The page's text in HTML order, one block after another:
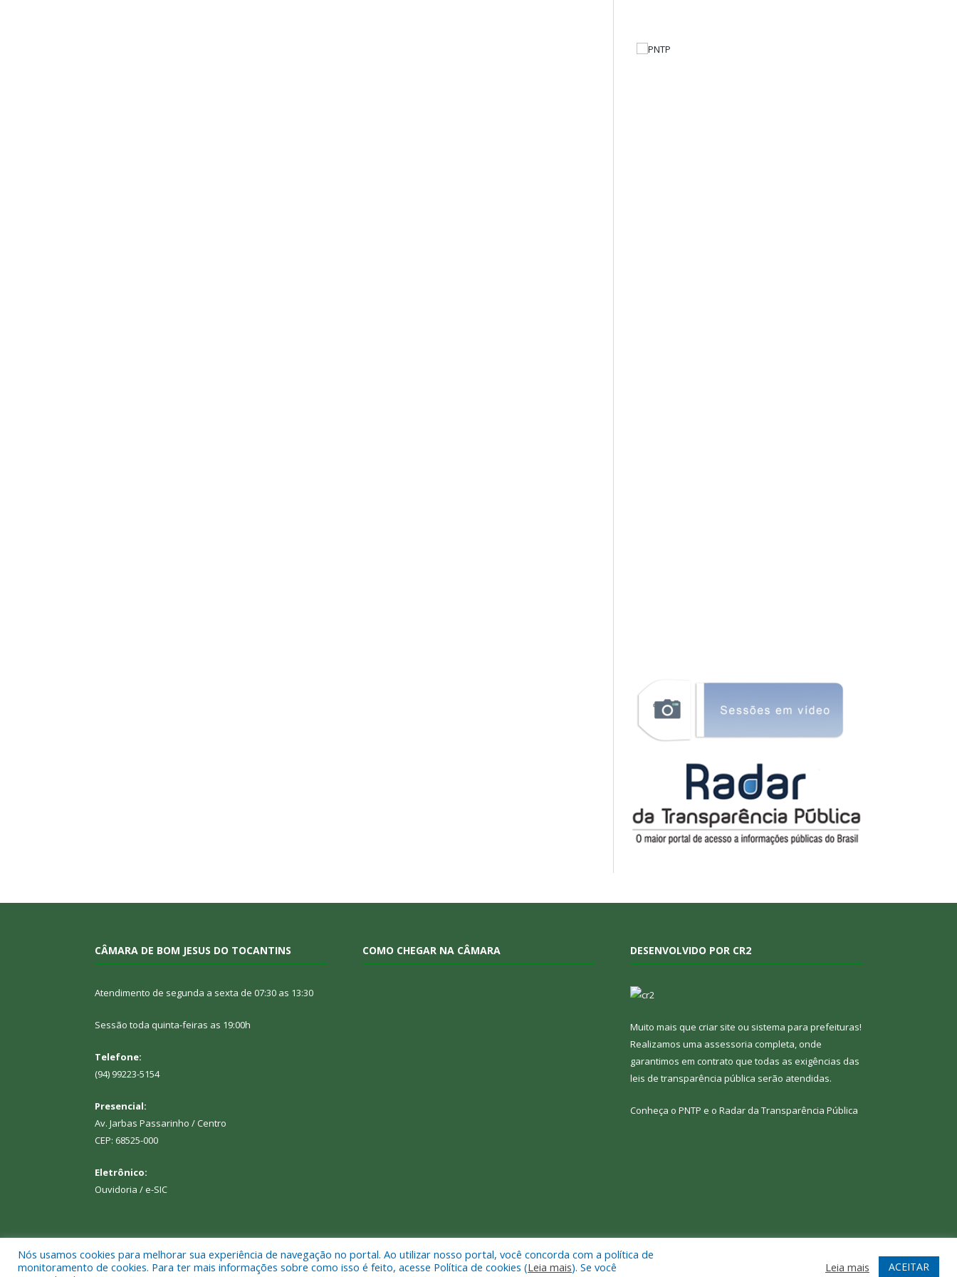
CÂMARA DE BOM JESUS DO TOCANTINS
Atendimento de segunda a sexta de 07:30 as 13:30
Sessão toda quinta-feiras as 19:00h
Telefone:
(94) 99223-5154
Presencial:
Av. Jarbas Passarinho / Centro
CEP: 68525-000
Eletrônico:
Ouvidoria / e-SIC
COMO CHEGAR NA CÂMARA DESENVOLVIDO POR CR2
Muito mais que criar site ou sistema para prefeituras!
Realizamos uma assessoria completa, onde
garantimos em contrato que todas as exigências das
leis de transparência pública serão atendidas.
Conheça o PNTP e o Radar da Transparência Pública
Todos os direitos reservados a Câmara Municipal de Bom Jesus do Tocantins. Mapa do Site Acessar Webmail
Nós usamos cookies para melhorar sua experiência de navegação no portal. Ao utilizar nosso portal, você concorda com a política de
monitoramento de cookies. Para ter mais informações sobre como isso é feito, acesse Política de cookies (Leia mais). Se você
Leia mais ACEITAR